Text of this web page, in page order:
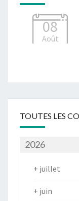
08
Août
TOUTES LES
2026
+ juillet
+ juin